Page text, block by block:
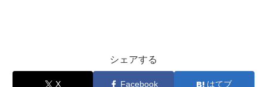
シェアする
X Facebook はてブ